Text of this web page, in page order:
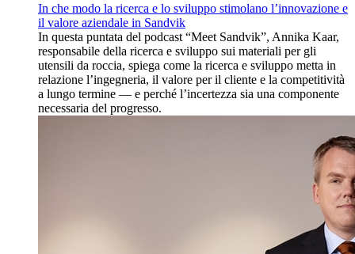
In che modo la ricerca e lo sviluppo stimolano l’innovazione e
il valore aziendale in Sandvik
In questa puntata del podcast “Meet Sandvik”, Annika Kaar,
responsabile della ricerca e sviluppo sui materiali per gli
utensili da roccia, spiega come la ricerca e sviluppo metta in
relazione l’ingegneria, il valore per il cliente e la competitività
a lungo termine — e perché l’incertezza sia una componente
necessaria del progresso.